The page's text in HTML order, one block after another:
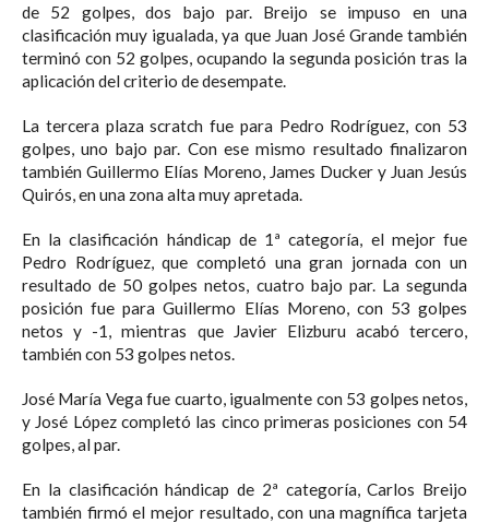
de 52 golpes, dos bajo par. Breijo se impuso en una
clasificación muy igualada, ya que Juan José Grande también
terminó con 52 golpes, ocupando la segunda posición tras la
aplicación del criterio de desempate.
La tercera plaza scratch fue para Pedro Rodríguez, con 53
golpes, uno bajo par. Con ese mismo resultado finalizaron
también Guillermo Elías Moreno, James Ducker y Juan Jesús
Quirós, en una zona alta muy apretada.
En la clasificación hándicap de 1ª categoría, el mejor fue
Pedro Rodríguez, que completó una gran jornada con un
resultado de 50 golpes netos, cuatro bajo par. La segunda
posición fue para Guillermo Elías Moreno, con 53 golpes
netos y -1, mientras que Javier Elizburu acabó tercero,
también con 53 golpes netos.
José María Vega fue cuarto, igualmente con 53 golpes netos,
y José López completó las cinco primeras posiciones con 54
golpes, al par.
En la clasificación hándicap de 2ª categoría, Carlos Breijo
también firmó el mejor resultado, con una magnífica tarjeta